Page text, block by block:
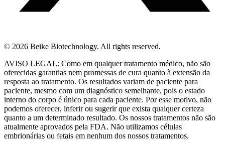
© 2026 Beike Biotechnology. All rights reserved.
AVISO LEGAL: Como em qualquer tratamento médico, não são
oferecidas garantias nem promessas de cura quanto à extensão da
resposta ao tratamento. Os resultados variam de paciente para
paciente, mesmo com um diagnóstico semelhante, pois o estado
interno do corpo é único para cada paciente. Por esse motivo, não
podemos oferecer, inferir ou sugerir que exista qualquer certeza
quanto a um determinado resultado. Os nossos tratamentos não são
atualmente aprovados pela FDA. Não utilizamos células
embrionárias ou fetais em nenhum dos nossos tratamentos.